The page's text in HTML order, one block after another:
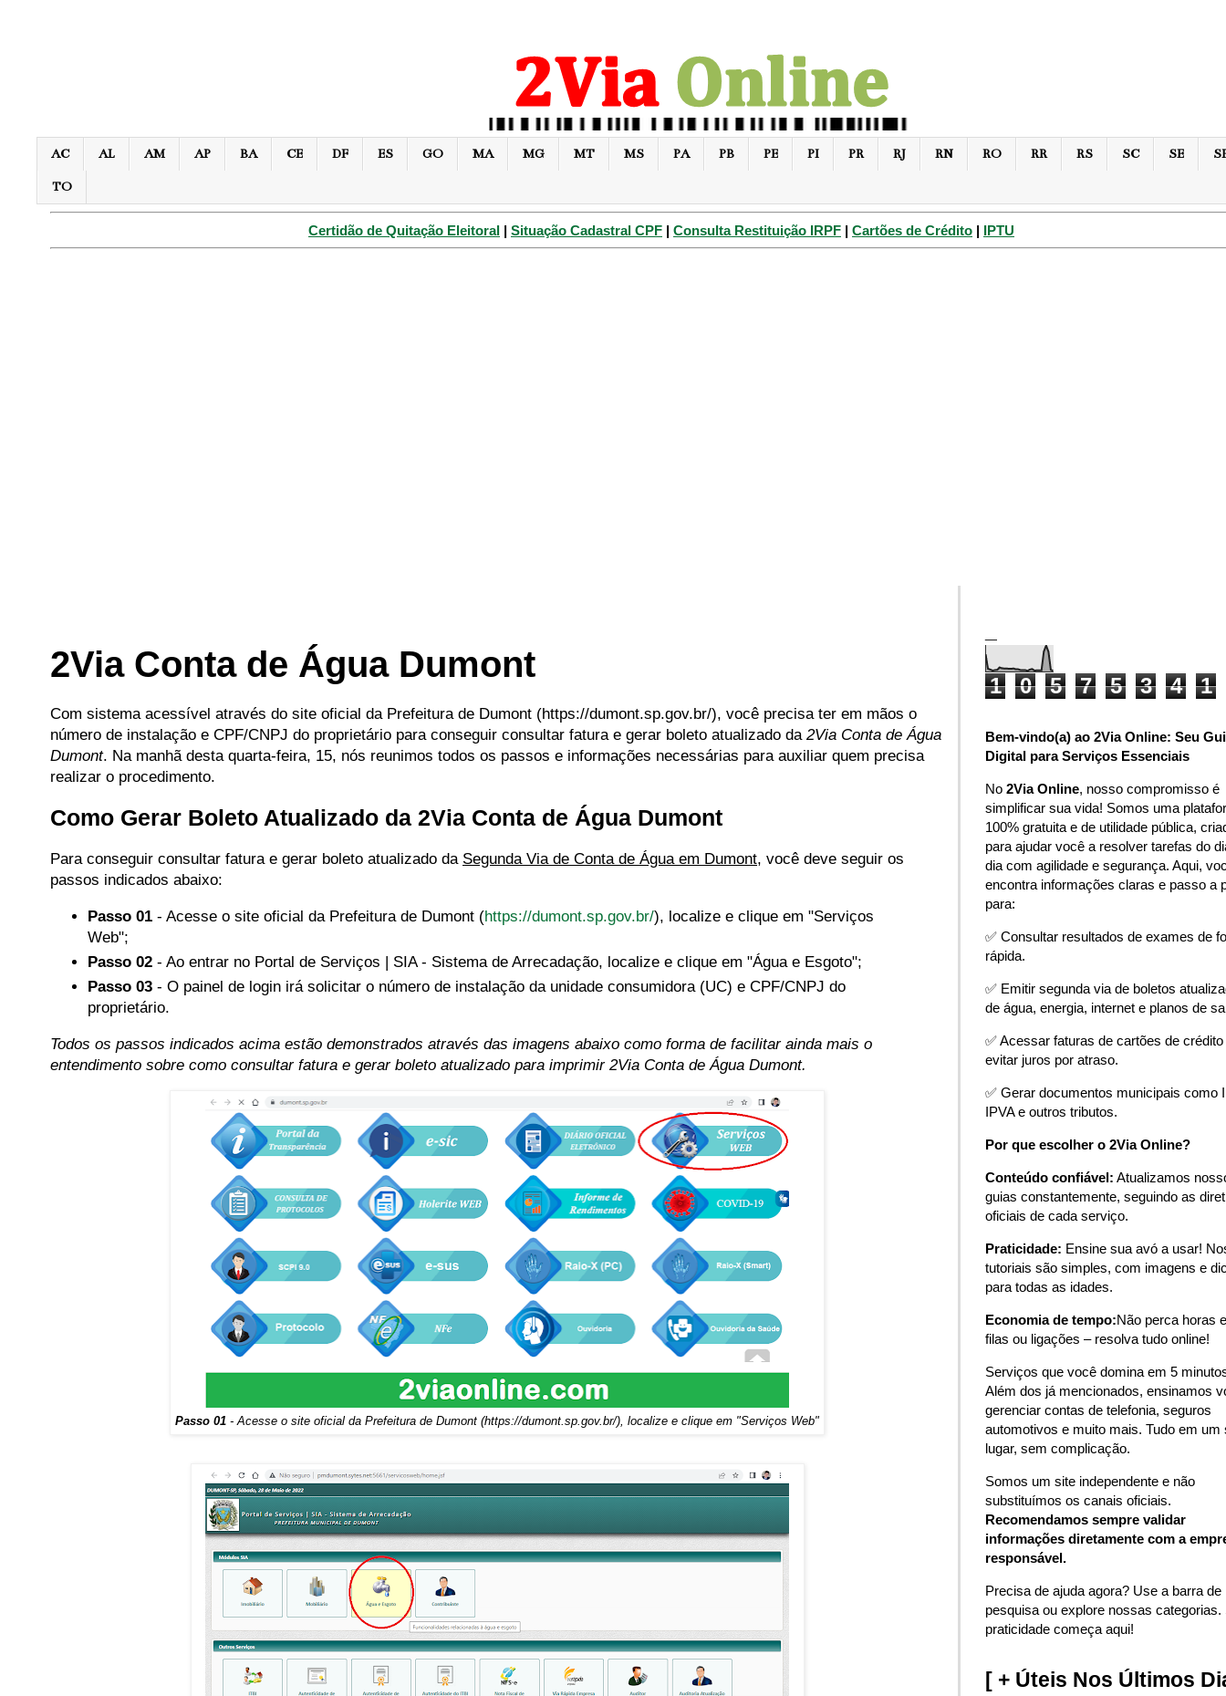
AC AL AM AP BA CE DF ES GO MA MG MT MS PA PB PE PI PR RJ RN RO RR RS SC SE
TO
Certidão de Quitação Eleitoral | Situação Cadastral CPF | Consulta Restituição IRPF | Cartões de Crédito | IPTU
2Via Conta de Água Dumont
Com sistema acessível através do site oficial da Prefeitura de Dumont (https://dumont.sp.gov.br/), você precisa ter em mãos o
número de instalação e CPF/CNPJ do proprietário para conseguir consultar fatura e gerar boleto atualizado da 2Via Conta de Água
Dumont. Na manhã desta quarta-feira, 15, nós reunimos todos os passos e informações necessárias para auxiliar quem precisa
realizar o procedimento.
Como Gerar Boleto Atualizado da 2Via Conta de Água Dumont
Para conseguir consultar fatura e gerar boleto atualizado da Segunda Via de Conta de Água em Dumont, você deve seguir os
passos indicados abaixo:
Passo 01 - Acesse o site oficial da Prefeitura de Dumont (https://dumont.sp.gov.br/), localize e clique em "Serviços
Web";
Passo 02 - Ao entrar no Portal de Serviços | SIA - Sistema de Arrecadação, localize e clique em "Água e Esgoto";
Passo 03 - O painel de login irá solicitar o número de instalação da unidade consumidora (UC) e CPF/CNPJ do
proprietário.
Todos os passos indicados acima estão demonstrados através das imagens abaixo como forma de facilitar ainda mais o
entendimento sobre como consultar fatura e gerar boleto atualizado para imprimir 2Via Conta de Água Dumont.
Passo 01 - Acesse o site oficial da Prefeitura de Dumont (https://dumont.sp.gov.br/), localize e clique em "Serviços Web"
1 0 5 7 5 3 4 1
Bem-vindo(a) ao 2Via Online: Seu
Digital para Serviços Essenciais
No 2Via Online, nosso compromisso é
simplificar sua vida! Somos uma
100% gratuita e de utilidade pública,
para ajudar você a resolver tarefas do
dia com agilidade e segurança. Aqui,
encontra informações claras e passo a
para:
✅ Consultar resultados de exames de
rápida.
✅ Emitir segunda via de boletos
de água, energia, internet e planos de
✅ Acessar faturas de cartões de crédito
evitar juros por atraso.
✅ Gerar documentos municipais como
IPVA e outros tributos.
Por que escolher o 2Via Online?
Conteúdo confiável: Atualizamos
guias constantemente, seguindo as
oficiais de cada serviço.
Praticidade: Ensine sua avó a usar!
tutoriais são simples, com imagens e
para todas as idades.
Economia de tempo:Não perca horas
filas ou ligações – resolva tudo online!
Serviços que você domina em 5
Além dos já mencionados, ensinamos
gerenciar contas de telefonia, seguros
automotivos e muito mais. Tudo em um
lugar, sem complicação.
Somos um site independente e não
substituímos os canais oficiais.
Recomendamos sempre validar
informações diretamente com a
responsável.
Precisa de ajuda agora? Use a barra de
pesquisa ou explore nossas categorias.
praticidade começa aqui!
[ + Úteis Nos Últimos